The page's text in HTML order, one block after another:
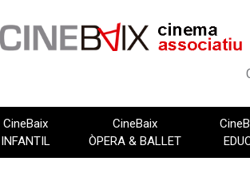
CineBaix
INFANTIL
CineBaix
ÒPERA & BALLET